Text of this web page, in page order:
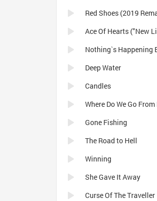
Red Shoes (2019
Nothing`s Happening
Deep Water
Candles
Where Do We Go From
Gone Fishing
The Road to Hell
Winning
She Gave It Away
Curse Of The Traveller